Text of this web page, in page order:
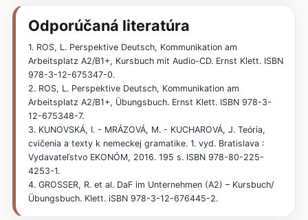
Odporúčaná literatúra
1. ROS, L. Perspektive Deutsch, Kommunikation am
Arbeitsplatz A2/B1+, Kursbuch mit Audio-CD. Ernst Klett. ISBN
978-3-12-675347-0.
2. ROS, L. Perspektive Deutsch, Kommunikation am
Arbeitsplatz A2/B1+, Übungsbuch. Ernst Klett. ISBN 978-3-
12-675348-7.
3. KUNOVSKÁ, I. - MRÁZOVÁ, M. - KUCHAROVÁ, J. Teória,
cvičenia a texty k nemeckej gramatike. 1. vyd. Bratislava :
Vydavateľstvo EKONÓM, 2016. 195 s. ISBN 978-80-225-
4253-1.
4. GROSSER, R. et al. DaF im Unternehmen (A2) – Kursbuch/
Übungsbuch. Klett. iSBN 978-3-12-676445-2.